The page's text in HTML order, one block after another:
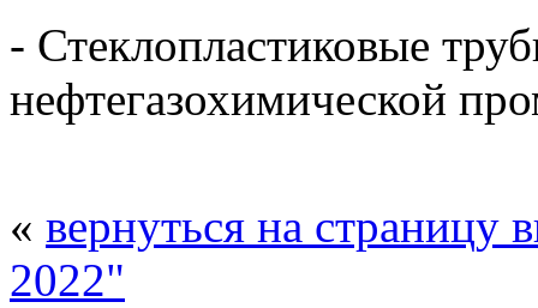
- Стеклопластиковые
нефтегазохимической
« вернуться на страницу
2022"